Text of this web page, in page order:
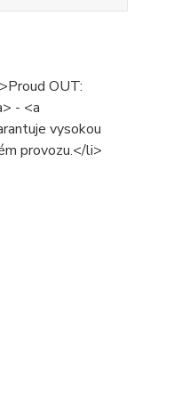
OUT:
- <a
vysokou
provozu.</li>